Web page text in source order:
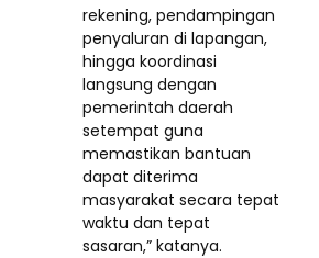
rekening, pendampingan
penyaluran di lapangan,
hingga koordinasi
langsung dengan
pemerintah daerah
setempat guna
memastikan bantuan
dapat diterima
masyarakat secara tepat
waktu dan tepat
sasaran,” katanya.